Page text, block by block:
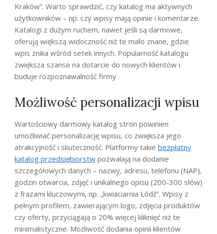
Kraków”. Warto sprawdzić, czy katalog ma aktywnych
użytkowników – np. czy wpisy mają opinie i komentarze.
Katalogi z dużym ruchem, nawet jeśli są darmowe,
oferują większą widoczność niż te mało znane, gdzie
wpis znika wśród setek innych. Popularność katalogu
zwiększa szanse na dotarcie do nowych klientów i
buduje rozpoznawalność firmy.
Możliwość personalizacji wpisu
Wartościowy darmowy katalog stron powinien
umożliwiać personalizację wpisu, co zwiększa jego
atrakcyjność i skuteczność. Platformy takie bezpłatny
katalog przedsiębiorstw pozwalają na dodanie
szczegółowych danych – nazwy, adresu, telefonu (NAP),
godzin otwarcia, zdjęć i unikalnego opisu (200-300 słów)
z frazami kluczowymi, np. „kwiaciarnia Łódź”. Wpisy z
pełnym profilem, zawierającym logo, zdjęcia produktów
czy oferty, przyciągają o 20% więcej kliknięć niż te
minimalistyczne. Możliwość dodania opinii klientów